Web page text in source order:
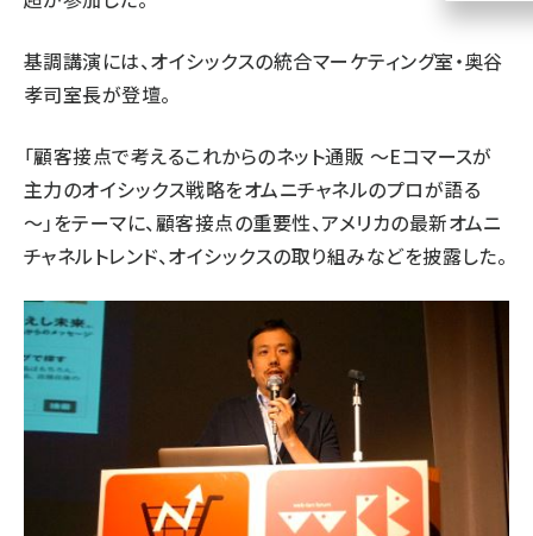
基調講演には、オイシックスの統合マーケティング室・奥谷
孝司室長が登壇。
「顧客接点で考えるこれからのネット通販 ～Eコマースが
主力のオイシックス戦略をオムニチャネルのプロが語る
～」をテーマに、顧客接点の重要性、アメリカの最新オムニ
チャネルトレンド、オイシックスの取り組みなどを披露した。
参